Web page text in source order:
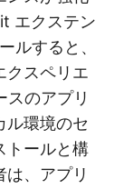
エクステン
ルすると、
クスペリエ
スのアプリ
ル環境のセ
トールと構
、アプリ